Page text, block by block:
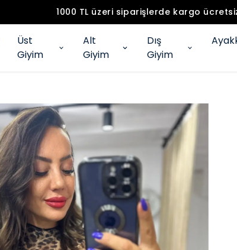
1000 TL üzeri siparişlerde kargo
Üst
Giyim
Alt
Giyim
Dış
Giyim